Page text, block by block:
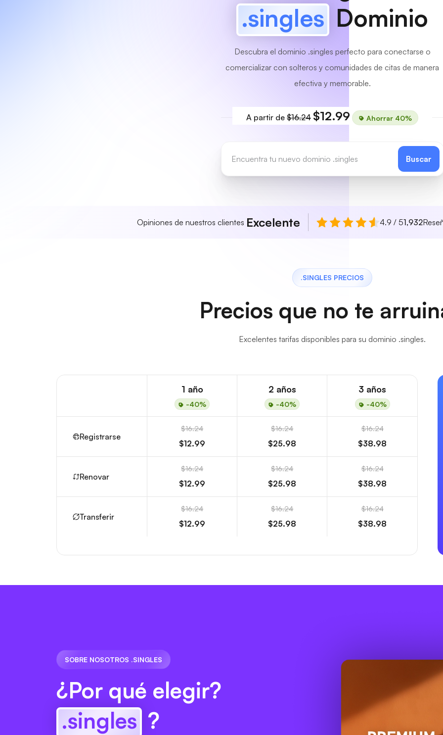
.singles Dominio
Descubra el dominio .singles perfecto para conectarse o
comercializar con solteros y comunidades de citas de manera
efectiva y memorable.
A partir de $16.24 $12.99 Ahorrar 40%
Buscar
Opiniones de nuestros clientes Excelente 4.9 / 51,932
.SINGLES PRECIOS
Precios que no te
Excelentes tarifas disponibles para su dominio .singles.
1 año
-40%
2 años
-40%
3 años
-40%
Registrarse
$16.24
$12.99
$16.24
$25.98
$16.24
$38.98
Renovar
$16.24
$12.99
$16.24
$25.98
$16.24
$38.98
Transferir
$16.24
$12.99
$16.24
$25.98
$16.24
$38.98
SOBRE NOSOTROS .SINGLES
¿Por qué elegir?
.singles ?